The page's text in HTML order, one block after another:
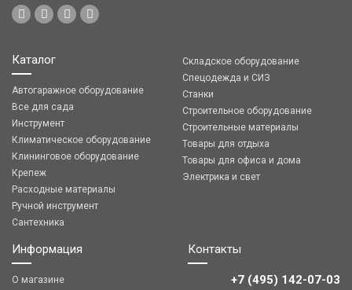
Каталог
Автогаражное оборудование
Все для сада
Инструмент
Климатическое оборудование
Клининговое оборудование
Крепеж
Расходные материалы
Ручной инструмент
Сантехника
Складское оборудование
Спецодежда и СИЗ
Станки
Строительное оборудование
Строительные материалы
Товары для отдыха
Товары для офиса и дома
Электрика и свет
Информация
О магазине
Контакты
+7 (495) 142-07-03